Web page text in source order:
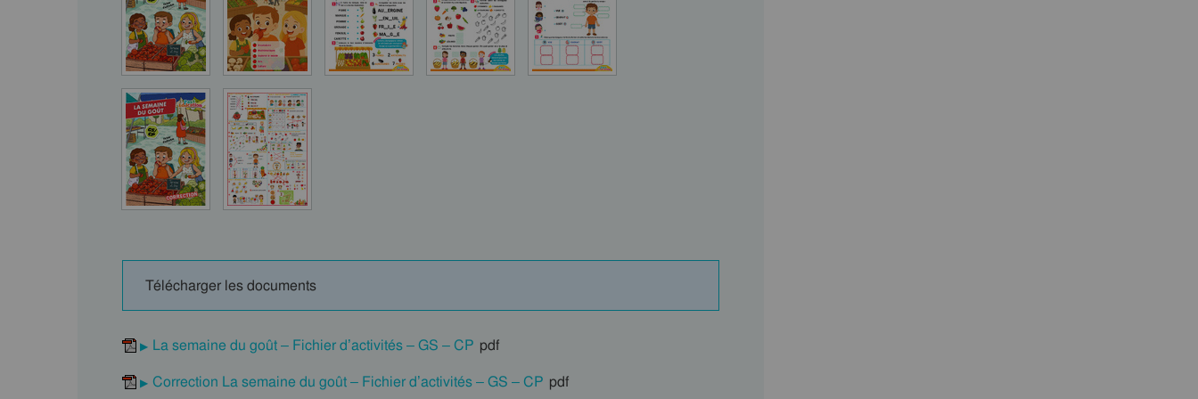
Télécharger les documents
La semaine du goût – Fichier d’activités – GS – CP pdf
Correction La semaine du goût – Fichier d’activités – GS – CP pdf